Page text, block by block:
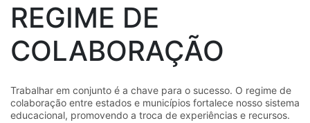
REGIME DE
COLABORAÇÃO
Trabalhar em conjunto é a chave para o sucesso. O regime de
colaboração entre estados e municípios fortalece nosso sistema
educacional, promovendo a troca de experiências e recursos.